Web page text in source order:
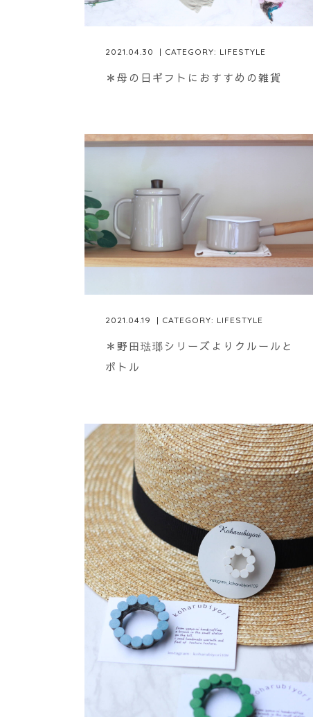
2021.04.30 | CATEGORY: LIFESTYLE
＊母の日ギフトにおすすめの雑貨
2021.04.19 | CATEGORY: LIFESTYLE
＊野田琺瑯シリーズよりクルールと
ポトル